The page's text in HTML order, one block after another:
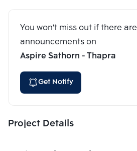
You won't miss out if there are
announcements on
Aspire Sathorn - Thapra
Get Notify
Project Details